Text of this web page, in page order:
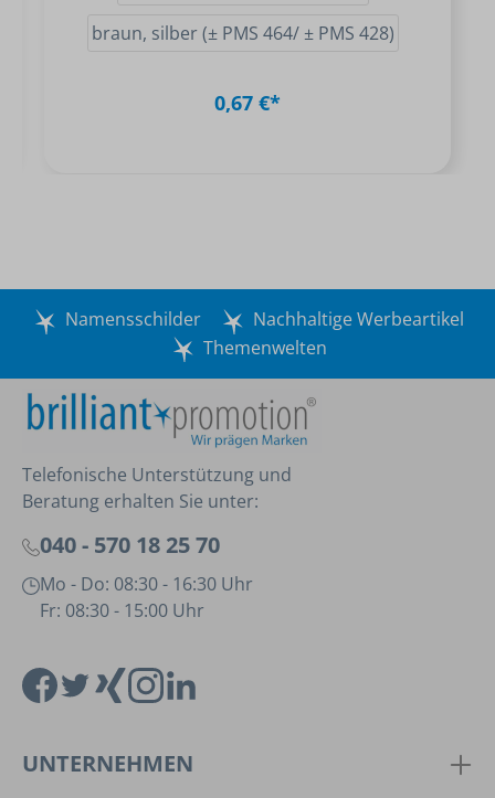
braun, silber (± PMS 464/ ± PMS 428)
0,67 €*
Namensschilder
Nachhaltige Werbeartikel
Themenwelten
Telefonische Unterstützung und
Beratung erhalten Sie unter:
040 - 570 18 25 70
Mo - Do: 08:30 - 16:30 Uhr
Fr: 08:30 - 15:00 Uhr
UNTERNEHMEN